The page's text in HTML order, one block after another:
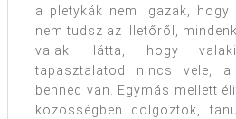
a pletykák nem igazak, hogy
nem tudsz az illetőről,
valaki látta, hogy
tapasztalatod nincs vele,
benned van. Egymás mellett
közösségben dolgoztok,